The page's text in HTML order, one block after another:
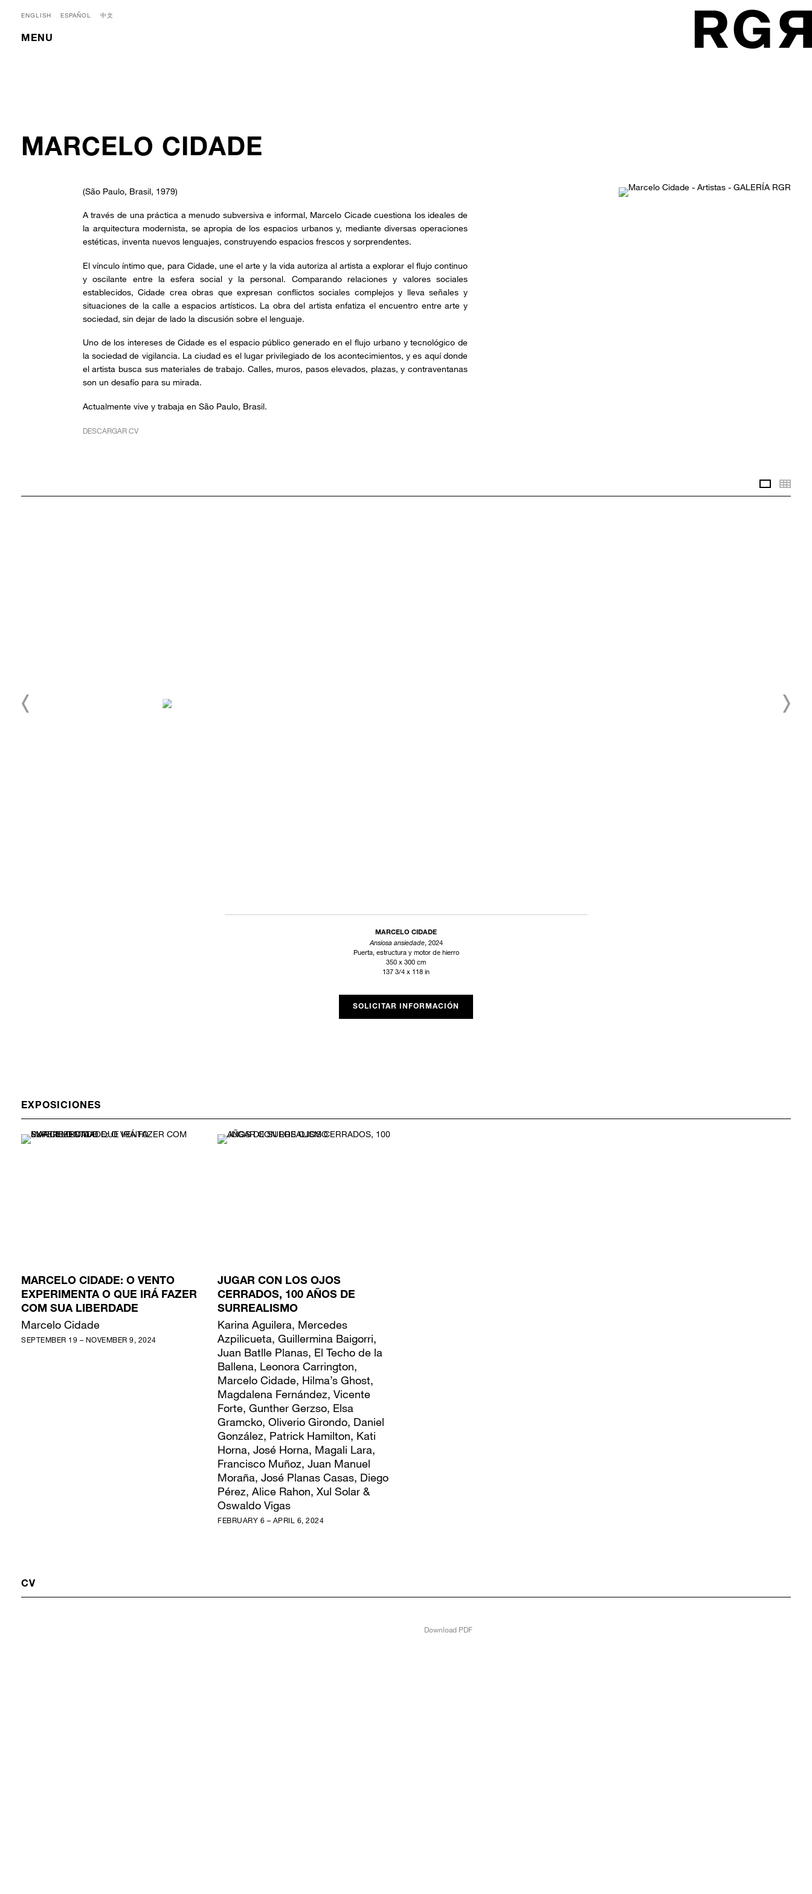
ENGLISH ESPAÑOL 中文
MENU
MARCELO CIDADE
(São Paulo, Brasil, 1979)
A través de una práctica a menudo subversiva e informal, Marcelo Cicade cuestiona los ideales de
la arquitectura modernista, se apropia de los espacios urbanos y, mediante diversas operaciones
estéticas, inventa nuevos lenguajes, construyendo espacios frescos y sorprendentes.
El vínculo íntimo que, para Cidade, une el arte y la vida autoriza al artista a explorar el flujo continuo
y oscilante entre la esfera social y la personal. Comparando relaciones y valores sociales
establecidos, Cidade crea obras que expresan conflictos sociales complejos y lleva señales y
situaciones de la calle a espacios artísticos. La obra del artista enfatiza el encuentro entre arte y
sociedad, sin dejar de lado la discusión sobre el lenguaje.
Uno de los intereses de Cidade es el espacio público generado en el flujo urbano y tecnológico de
la sociedad de vigilancia. La ciudad es el lugar privilegiado de los acontecimientos, y es aquí donde
el artista busca sus materiales de trabajo. Calles, muros, pasos elevados, plazas, y contraventanas
son un desafío para su mirada.
Actualmente vive y trabaja en São Paulo, Brasil.
DESCARGAR CV
Slideshow
MARCELO CIDADE
Ansiosa ansiedade, 2024
Puerta, estructura y motor de hierro
350 x 300 cm
137 3/4 x 118 in
SOLICITAR INFORMACIÓN
EXPOSICIONES
MARCELO CIDADE: O VENTO
EXPERIMENTA O QUE IRÁ FAZER
COM SUA LIBERDADE
Marcelo Cidade
SEPTEMBER 19 – NOVEMBER 9, 2024
JUGAR CON LOS OJOS
CERRADOS, 100 AÑOS DE
SURREALISMO
Karina Aguilera, Mercedes
Azpilicueta, Guillermina Baigorri,
Juan Batlle Planas, El Techo de la
Ballena, Leonora Carrington,
Marcelo Cidade, Hilma’s Ghost,
Magdalena Fernández, Vicente
Forte, Gunther Gerzso, Elsa
Gramcko, Oliverio Girondo, Daniel
González, Patrick Hamilton, Kati
Horna, José Horna, Magali Lara,
Francisco Muñoz, Juan Manuel
Moraña, José Planas Casas, Diego
Pérez, Alice Rahon, Xul Solar &
Oswaldo Vigas
FEBRUARY 6 – APRIL 6, 2024
CV
Download PDF